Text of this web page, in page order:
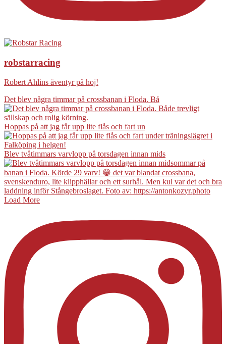
robstarracing
Robert Ahlins äventyr på hoj!
Det blev några timmar på crossbanan i Floda. Bå
Hoppas på att jag får upp lite flås och fart un
Blev tvåtimmars varvlopp på torsdagen innan mids
Load More